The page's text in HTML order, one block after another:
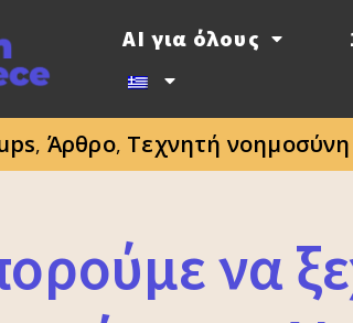
AI για όλους
, Άρθρο, Τεχνητή νοημοσύνη
να